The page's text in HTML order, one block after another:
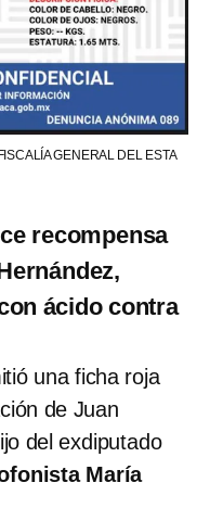
GENERAL DEL ESTA
recompensa
ácido contra
una ficha roja
de Juan
del exdiputado
María